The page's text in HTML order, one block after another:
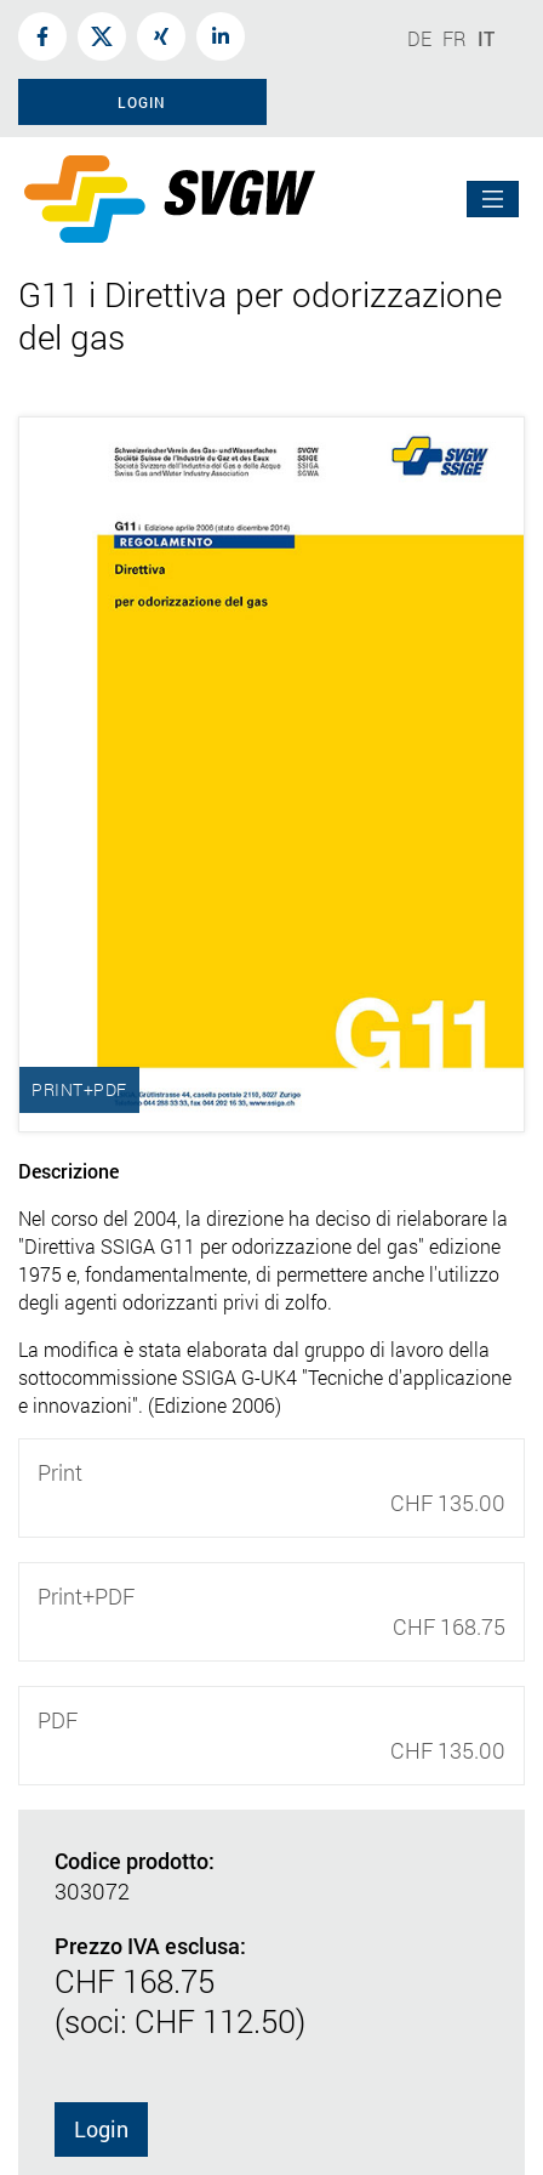
DE FR IT
LOGIN
G11 i Direttiva per odorizzazione
del gas
PRINT+PDF
Descrizione
Nel corso del 2004, la direzione ha deciso di rielaborare la
"Direttiva SSIGA G11 per odorizzazione del gas" edizione
1975 e, fondamentalmente, di permettere anche l'utilizzo
degli agenti odorizzanti privi di zolfo.
La modifica è stata elaborata dal gruppo di lavoro della
sottocommissione SSIGA G-UK4 "Tecniche d'applicazione
e innovazioni". (Edizione 2006)
Print
CHF 135.00
Print+PDF
CHF 168.75
PDF
CHF 135.00
Codice prodotto:
303072
Prezzo IVA esclusa:
CHF 168.75
(soci: CHF 112.50)
Login